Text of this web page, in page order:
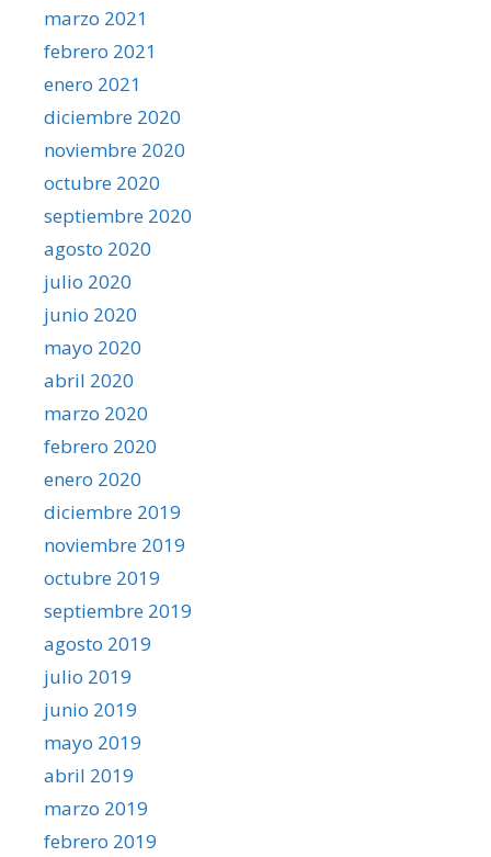
marzo 2021
febrero 2021
enero 2021
diciembre 2020
noviembre 2020
octubre 2020
septiembre 2020
agosto 2020
julio 2020
junio 2020
mayo 2020
abril 2020
marzo 2020
febrero 2020
enero 2020
diciembre 2019
noviembre 2019
octubre 2019
septiembre 2019
agosto 2019
julio 2019
junio 2019
mayo 2019
abril 2019
marzo 2019
febrero 2019